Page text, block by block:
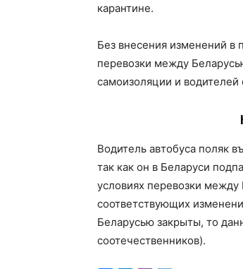
карантине.
Без внесения изменений
перевозки между
самоизоляции и
Водитель автобуса поляк
так как он в Беларуси
условиях перевозки
соответствующих
Беларусью закрыты, то
соотечественников).